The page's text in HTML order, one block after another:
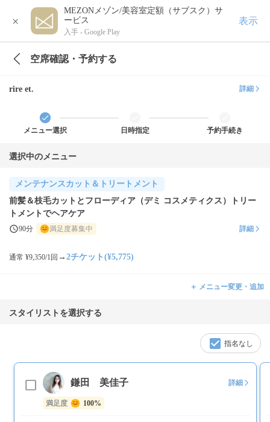
×
MEZONメゾン/美容室定額（サブスク）サ
ービス
入手 - Google Play
表示
空席確認・予約する
rire et. 詳細
メニュー選択 日時指定 予約手続き
選択中のメニュー
メンテナンスカット＆トリートメント
前髪＆枝毛カットとフローディア（デミ コスメティクス）トリー
トメントでヘアケア
90分 満足度募集中 詳細
通常 ¥9,350/1回 → 2チケット(¥5,775)
＋ メニュー変更・追加
スタイリストを選択する
指名なし
鎌田 美佳子 詳細
満足度 100%